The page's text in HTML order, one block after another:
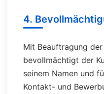
4.
Mit Beauftragung
bevollmächtigt der
seinem Namen und
Kontakt- und